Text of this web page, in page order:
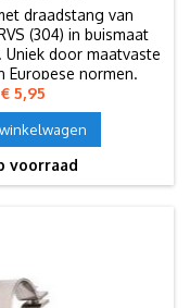
draadstang van
(304) in buismaat
Uniek door maatvaste
Europese normen.
Prijs
€ 5,95
voorraad